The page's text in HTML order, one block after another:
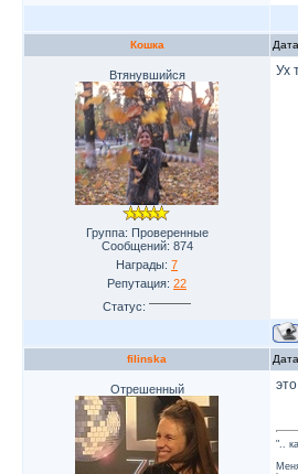
Кошка
Втянувшийся
Группа: Проверенные
Сообщений: 874
Награды: 7
Репутация: 22
Статус:
Ух
filinska
Отрешенный
"..